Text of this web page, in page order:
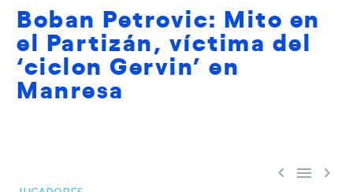
Boban Petrovic: Mito en
el Partizán, víctima del
‘ciclon Gervin’ en
Manresa
  